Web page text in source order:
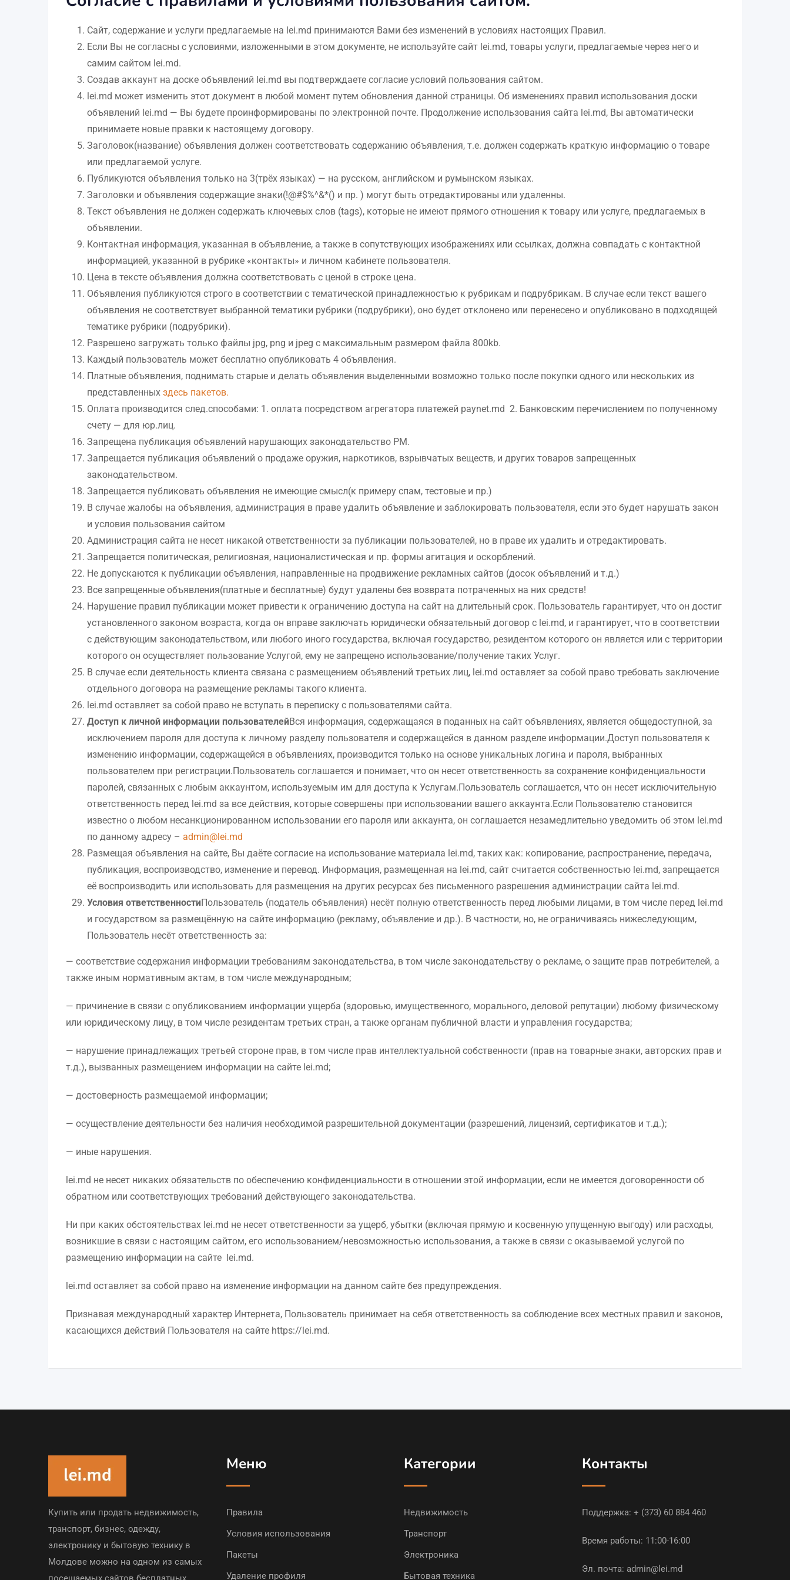
Сайт, содержание и услуги предлагаемые на lei.md принимаются Вами без изменений в условиях настоящих Правил.
Если Вы не согласны с условиями, изложенными в этом документе, не используйте сайт lei.md, товары услуги, предлагаемые через него и
самим сайтом lei.md.
Создав аккаунт на доске объявлений lei.md вы подтверждаете согласие условий пользования сайтом.
lei.md может изменить этот документ в любой момент путем обновления данной страницы. Об изменениях правил использования доски
объявлений lei.md — Вы будете проинформированы по электронной почте. Продолжение использования сайта lei.md, Вы автоматически
принимаете новые правки к настоящему договору.
Заголовок(название) объявления должен соответствовать содержанию объявления, т.е. должен содержать краткую информацию о товаре
или предлагаемой услуге.
Публикуются объявления только на 3(трёх языках) — на русском, английском и румынском языках.
Заголовки и объявления содержащие знаки(!@#$%^&*() и пр. ) могут быть отредактированы или удаленны.
Текст объявления не должен содержать ключевых слов (tags), которые не имеют прямого отношения к товару или услуге, предлагаемых в
объявлении.
Контактная информация, указанная в объявление, а также в сопутствующих изображениях или ссылках, должна совпадать с контактной
информацией, указанной в рубрике «контакты» и личном кабинете пользователя.
Цена в тексте объявления должна соответствовать с ценой в строке цена.
Объявления публикуются строго в соответствии с тематической принадлежностью к рубрикам и подрубрикам. В случае если текст вашего
объявления не соответствует выбранной тематики рубрики (подрубрики), оно будет отклонено или перенесено и опубликовано в подходящей
тематике рубрики (подрубрики).
Разрешено загружать только файлы jpg, png и jpeg с максимальным размером файла 800kb.
Каждый пользователь может бесплатно опубликовать 4 объявления.
Платные объявления, поднимать старые и делать объявления выделенными возможно только после покупки одного или нескольких из
представленных здесь пакетов.
Оплата производится след.способами: 1. оплата посредством агрегатора платежей paynet.md 2. Банковским перечислением по полученному
счету — для юр.лиц.
Запрещена публикация объявлений нарушающих законодательство РМ.
Запрещается публикация объявлений о продаже оружия, наркотиков, взрывчатых веществ, и других товаров запрещенных
законодательством.
Запрещается публиковать объявления не имеющие смысл(к примеру спам, тестовые и пр.)
В случае жалобы на объявления, администрация в праве удалить объявление и заблокировать пользователя, если это будет нарушать закон
и условия пользования сайтом
Администрация сайта не несет никакой ответственности за публикации пользователей, но в праве их удалить и отредактировать.
Запрещается политическая, религиозная, националистическая и пр. формы агитация и оскорблений.
Не допускаются к публикации объявления, направленные на продвижение рекламных сайтов (досок объявлений и т.д.)
Все запрещенные объявления(платные и бесплатные) будут удалены без возврата потраченных на них средств!
Нарушение правил публикации может привести к ограничению доступа на сайт на длительный срок. Пользователь гарантирует, что он достиг
установленного законом возраста, когда он вправе заключать юридически обязательный договор с lei.md, и гарантирует, что в соответствии
с действующим законодательством, или любого иного государства, включая государство, резидентом которого он является или с территории
которого он осуществляет пользование Услугой, ему не запрещено использование/получение таких Услуг.
В случае если деятельность клиента связана с размещением объявлений третьих лиц, lei.md оставляет за собой право требовать заключение
отдельного договора на размещение рекламы такого клиента.
lei.md оставляет за собой право не вступать в переписку с пользователями сайта.
Доступ к личной информации пользователейВся информация, содержащаяся в поданных на сайт объявлениях, является общедоступной, за
исключением пароля для доступа к личному разделу пользователя и содержащейся в данном разделе информации.Доступ пользователя к
изменению информации, содержащейся в объявлениях, производится только на основе уникальных логина и пароля, выбранных
пользователем при регистрации.Пользователь соглашается и понимает, что он несет ответственность за сохранение конфиденциальности
паролей, связанных с любым аккаунтом, используемым им для доступа к Услугам.Пользователь соглашается, что он несет исключительную
ответственность перед lei.md за все действия, которые совершены при использовании вашего аккаунта.Если Пользователю становится
известно о любом несанкционированном использовании его пароля или аккаунта, он соглашается незамедлительно уведомить об этом lei.md
по данному адресу – admin@lei.md
Размещая объявления на сайте, Вы даёте согласие на использование материала lei.md, таких как: копирование, распространение, передача,
публикация, воспроизводство, изменение и перевод. Информация, размещенная на lei.md, сайт считается собственностью lei.md, запрещается
её воспроизводить или использовать для размещения на других ресурсах без письменного разрешения администрации сайта lei.md.
Условия ответственностиПользователь (податель объявления) несёт полную ответственность перед любыми лицами, в том числе перед lei.md
и государством за размещённую на сайте информацию (рекламу, объявление и др.). В частности, но, не ограничиваясь нижеследующим,
Пользователь несёт ответственность за:
— соответствие содержания информации требованиям законодательства, в том числе законодательству о рекламе, о защите прав потребителей, а
также иным нормативным актам, в том числе международным;
— причинение в связи с опубликованием информации ущерба (здоровью, имущественного, морального, деловой репутации) любому физическому
или юридическому лицу, в том числе резидентам третьих стран, а также органам публичной власти и управления государства;
— нарушение принадлежащих третьей стороне прав, в том числе прав интеллектуальной собственности (прав на товарные знаки, авторских прав и
т.д.), вызванных размещением информации на сайте lei.md;
— достоверность размещаемой информации;
— осуществление деятельности без наличия необходимой разрешительной документации (разрешений, лицензий, сертификатов и т.д.);
— иные нарушения.
lei.md не несет никаких обязательств по обеспечению конфиденциальности в отношении этой информации, если не имеется договоренности об
обратном или соответствующих требований действующего законодательства.
Ни при каких обстоятельствах lei.md не несет ответственности за ущерб, убытки (включая прямую и косвенную упущенную выгоду) или расходы,
возникшие в связи с настоящим сайтом, его использованием/невозможностью использования, а также в связи с оказываемой услугой по
размещению информации на сайте lei.md.
lei.md оставляет за собой право на изменение информации на данном сайте без предупреждения.
Признавая международный характер Интернета, Пользователь принимает на себя ответственность за соблюдение всех местных правил и законов,
касающихся действий Пользователя на сайте https://lei.md.
Купить или продать недвижимость,
транспорт, бизнес, одежду,
электронику и бытовую технику в
Молдове можно на одном из самых
Меню
Правила
Условия использования
Пакеты
Удаление профиля
Категории
Недвижимость
Транспорт
Электроника
Бытовая техника
Контакты
Поддержка: + (373) 60 884 460
Время работы: 11:00-16:00
Эл. почта: admin@lei.md